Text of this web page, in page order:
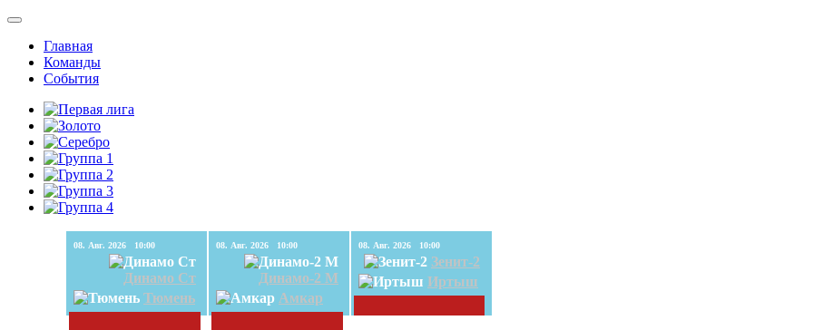
Главная
Команды
События
08. Авг. 2026 10:00
Динамо Ст
Тюмень
08. Авг. 2026 10:00
Динамо-2 М
Амкар
08. Авг. 2026 10:00
Зенит-2
Иртыш